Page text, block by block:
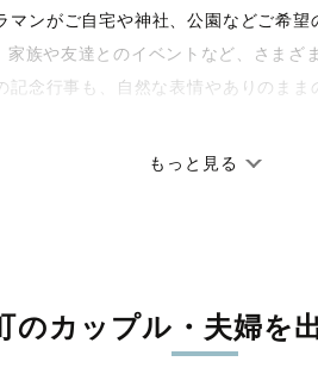
ンがご自宅や神社、公園などご希
族や友達とのイベントなど、さまざ
記念行事も、自然な表情やありのま
仕上げます
もっと見る
のカップル・夫婦を